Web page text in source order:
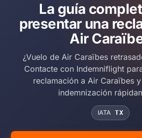
La guía
presentar una
Air
¿Vuelo de Air Caraïbes
Contacte con Indemniflight
reclamación a Air Caraïbes
indemnización
IATA TX